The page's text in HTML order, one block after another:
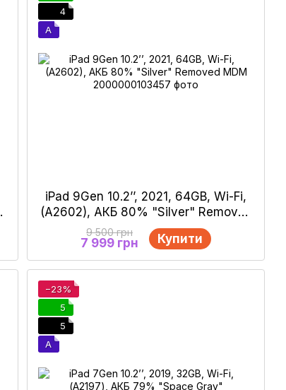
4
A
iPad 9Gen 10.2’’, 2021, 64GB, Wi-Fi,
(A2602), АКБ 80% "Silver" Removed
MDM
9 500 грн
7 999 грн Купити
−23%
5
5
A